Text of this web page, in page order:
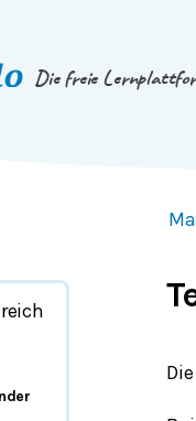
Die freie